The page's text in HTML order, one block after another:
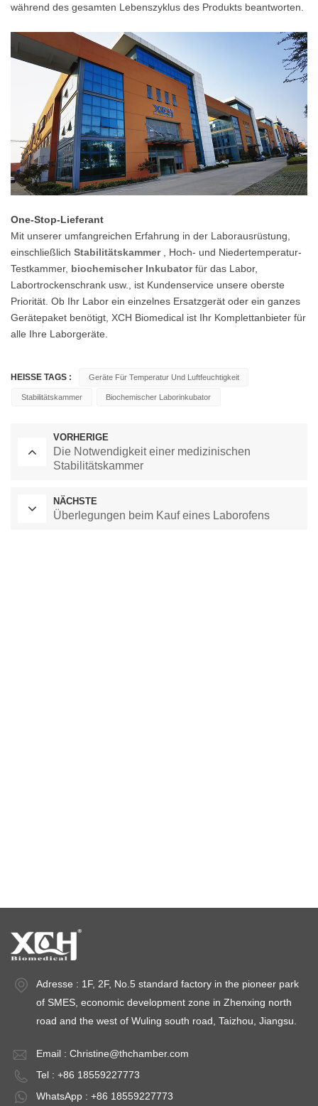
während des gesamten Lebenszyklus des Produkts beantworten.
One-Stop-Lieferant
Mit unserer umfangreichen Erfahrung in der Laborausrüstung,
einschließlich Stabilitätskammer, Hoch- und Niedertemperatur-
Testkammer, biochemischer Inkubatorfür das Labor,
Labortrockenschrank usw., ist Kundenservice unsere oberste
Priorität. Ob Ihr Labor ein einzelnes Ersatzgerät oder ein ganzes
Gerätepaket benötigt, XCH Biomedical ist Ihr Komplettanbieter für
alle Ihre Laborgeräte.
HEISSE TAGS : Geräte Für Temperatur Und Luftfeuchtigkeit
Stabilitätskammer Biochemischer Laborinkubator
VORHERIGE
Die Notwendigkeit einer medizinischen
Stabilitätskammer
NÄCHSTE
Überlegungen beim Kauf eines Laborofens
Adresse : 1F, 2F, No.5 standard factory in the pioneer park
of SMES, economic development zone in Zhenxing north
road and the west of Wuling south road, Taizhou, Jiangsu.
Email : Christine@thchamber.com
Tel : +86 18559227773
WhatsApp : +86 18559227773